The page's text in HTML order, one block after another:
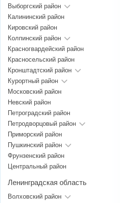
Выборгский район
Калининский район
Кировский район
Колпинский район
Красногвардейский район
Красносельский район
Кронштадтский район
Курортный район
Московский район
Невский район
Петроградский район
Петродворцовый район
Приморский район
Пушкинский район
Фрунзенский район
Центральный район
Ленинградская область
Волховский район